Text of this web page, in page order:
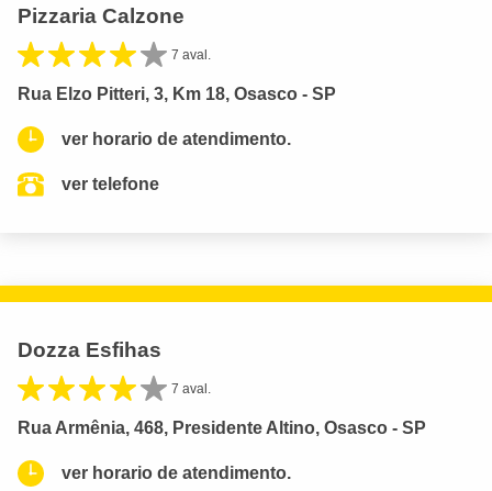
Pizzaria Calzone
7 aval.
Rua Elzo Pitteri, 3, Km 18, Osasco - SP
ver horario de atendimento.
ver telefone
Dozza Esfihas
7 aval.
Rua Armênia, 468, Presidente Altino, Osasco - SP
ver horario de atendimento.